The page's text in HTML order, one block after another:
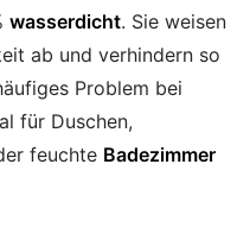
wasserdicht. Sie weisen
ab und verhindern so
Problem bei
für Duschen,
feuchte Badezimmer